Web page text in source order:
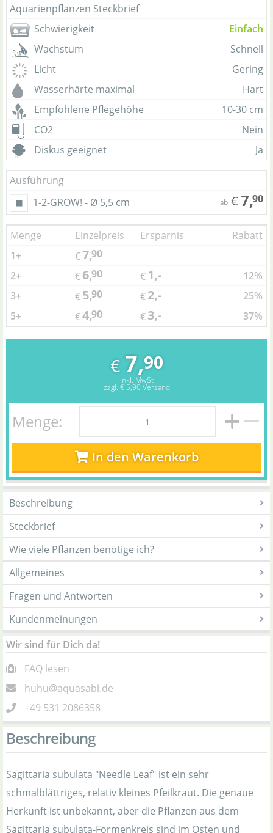
Aquarienpflanzen Steckbrief
Schwierigkeit
Einfach
Wachstum
Schnell
Licht
Gering
Wasserhärte maximal
Hart
Empfohlene Pflegehöhe
10-30 cm
CO2
Nein
Diskus geeignet
Ja
Ausführung
1-2-GROW! - Ø 5,5 cm
ab €7,90
Menge Einzelpreis Ersparnis
Rabatt
1+
€7,90
2+
€6,90 €1,-
12%
3+
€5,90 €2,-
25%
5+
€4,90 €3,- 37%
€ 7,90
inkl. MwSt
zzgl. € 5,90 Versand
Menge:
In den Warenkorb
Beschreibung
Steckbrief
Wie viele Pflanzen benötige ich?
Allgemeines
Fragen und Antworten
Kundenmeinungen
Wir sind für Dich da!
FAQ lesen
huhu@aquasabi.de
+49 531 2086358
Beschreibung
Sagittaria subulata "Needle Leaf" ist ein sehr
schmalblättriges, relativ kleines Pfeilkraut. Die genaue
Herkunft ist unbekannt, aber die Pflanzen aus dem
Sagittaria subulata-Formenkreis sind im Osten und